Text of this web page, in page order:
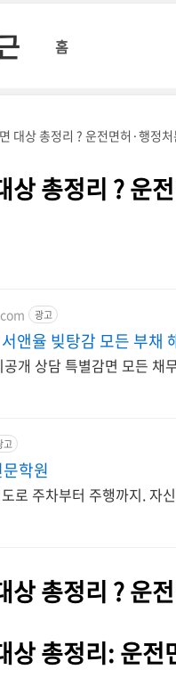
홈
대상 총정리 ? 운전면허·행정처
상 총정리 ? 운
광고
앤율 빚탕감 모든 부채
개 상담 특별감면 모든 채
고
학원
로 주차부터 주행까지. 자
상 총정리 ? 운
상 총정리: 운전